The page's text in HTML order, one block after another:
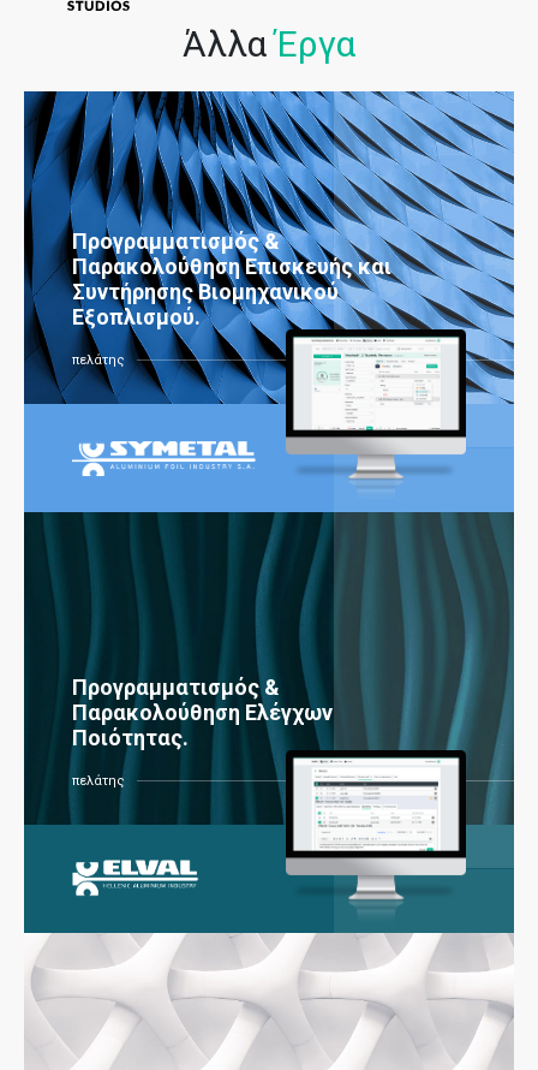
ΆλλαΈργα
Προγραμματισμός &
Παρακολούθηση Επισκευής και
Συντήρησης Βιομηχανικού
Εξοπλισμού.
πελάτης
Προγραμματισμός &
Παρακολούθηση Ελέγχων
Ποιότητας.
πελάτης